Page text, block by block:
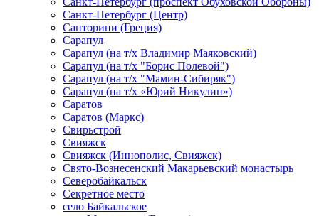
Санкт-Петербург (Центр)
Санторини (Греция)
Сарапул
Сарапул (на т/х Владимир Маяковский)
Сарапул (на т/х "Борис Полевой")
Сарапул (на т/х "Мамин-Сибиряк")
Сарапул (на т/х «Юрий Никулин»)
Саратов
Саратов (Маркс)
Свирьстрой
Свияжск
Свияжск (Иннополис, Свияжск)
Свято-Вознесенский Макарьевский монастырь
Северобайкальск
Секретное место
село Байкальское